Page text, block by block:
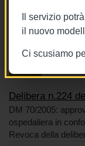
Il servizio
il nuovo
Ci scusiamo
Delibera
Tags Toscana
Ospedale
Delibera n.224
DM 70/2005:
ospedaliera in
Revoca della